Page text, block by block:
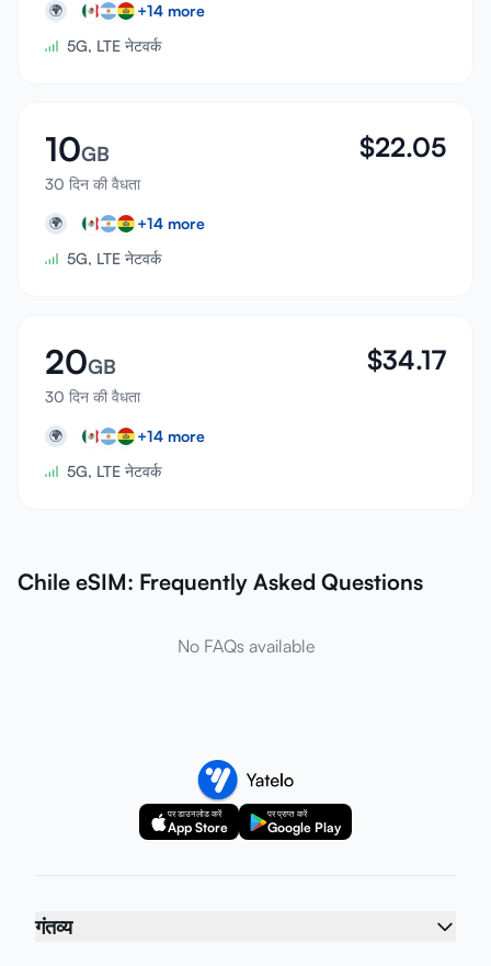
🌍 +14 more
5G, LTE नेटवर्क
10GB
30 दिन की वैधता
$22.05
🌍 +14 more
5G, LTE नेटवर्क
20GB
30 दिन की वैधता
$34.17
🌍 +14 more
5G, LTE नेटवर्क
Chile eSIM: Frequently Asked Questions
No FAQs available
पर डाउनलोड करें
App Store
पर प्राप्त करें
Google Play
गंतव्य